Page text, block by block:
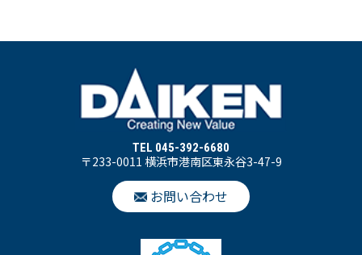
TEL 045-392-6680
〒233-0011 横浜市港南区東永谷3-47-9
お問い合わせ